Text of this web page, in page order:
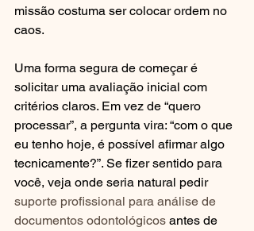
missão costuma ser colocar ordem no
caos.
Uma forma segura de começar é
solicitar uma avaliação inicial com
critérios claros. Em vez de “quero
processar”, a pergunta vira: “com o que
eu tenho hoje, é possível afirmar algo
tecnicamente?”. Se fizer sentido para
você, veja onde seria natural pedir
suporte profissional para análise de
documentos odontológicos antes de